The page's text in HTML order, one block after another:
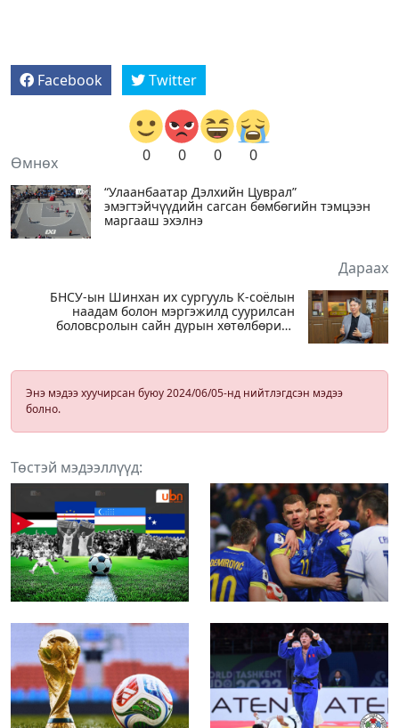
Facebook Twitter
0 0 0 0
Өмнөх
“Улаанбаатар Дэлхийн Цуврал”
эмэгтэйчүүдийн сагсан бөмбөгийн тэмцээн
маргааш эхэлнэ
Дараах
БНСУ-ын Шинхан их сургууль К-соёлын
наадам болон мэргэжилд суурилсан
боловсролын сайн дурын хөтөлбөрийг
Энэ мэдээ хуучирсан буюу 2024/06/05-нд нийтлэгдсэн мэдээ
болно.
Төстэй мэдээллүүд: